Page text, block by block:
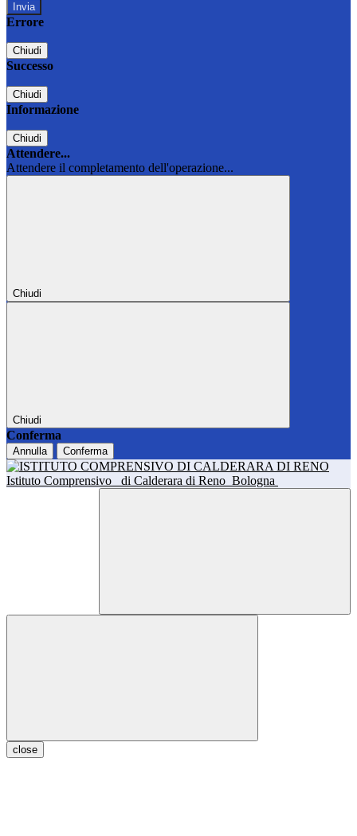
Errore
Chiudi
Successo
Chiudi
Informazione
Chiudi
Attendere...
Attendere il completamento dell'operazione...
Chiudi
Chiudi
Conferma
Annulla Conferma
Istituto Comprensivo di Calderara di Reno Bologna
close